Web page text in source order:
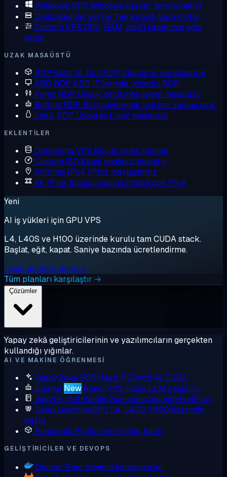
Windows VPS Windows Server, tam yönetici
Dedicated Server'lar Tek kiracılı bare metal
Custom VPS CPU, RAM, disk'i isteğinize göre
seçin
UZAK MASAÜSTÜ
RDP Satın Al Tüm RDP planlarını karşılaştırın
ABD RDP ABD IP'lerinde yönetici RDP
Forex RDP Düşük gecikmeli işlem masaüstü
Botting RDP Bot çalıştırmak için her zaman açık
Linux RDP Uzaktan Linux masaüstü
EKLENTILER
Depolama VPS Büyük diskli planlar
Custom ISO Kendi imajınızı başlatın
Ayrılmış IPv4 IP'niz, paylaşımsız
Ek IP'ler Sunucu başına birden çok IPv4
Yeni
AI iş yükleri için GPU VPS
L4, L40S ve H100 üzerinde kurulu tam CUDA stack.
Başlat, eğit, kapat. Saniye bazında ücretlendirme.
1 saat ücretsiz dene →
Tüm planları karşılaştır →
Çözümler
Yapay zekâ geliştiricilerinin ve yazılımcıların gerçekten
kullandığı yığınlar.
AI VE MAKINE ÖĞRENMESI
Yapay Zeka VPS Hazır PyTorch ve CUDA
Ollama New Kendi VPS'inizde LLM çalıştırın
Jupyter Notebooks Sunucunuzda notebook'lar
Deep Learning GPU L4, L40S, H100 üzerinde
eğitin
Anaconda Python veri yığını, hazır
GELIŞTIRICILER VE DEVOPS
Docker Root erişimli konteynerler